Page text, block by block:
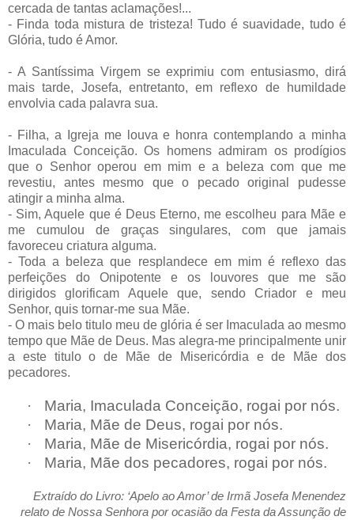
cercada de tantas aclamações!...
- Finda toda mistura de tristeza! Tudo é suavidade, tudo é
Glória, tudo é Amor.
- A Santíssima Virgem se exprimiu com entusiasmo, dirá
mais tarde, Josefa, entretanto, em reflexo de humildade
envolvia cada palavra sua.
- Filha, a Igreja me louva e honra contemplando a minha
Imaculada Conceição. Os homens admiram os prodígios
que o Senhor operou em mim e a beleza com que me
revestiu, antes mesmo que o pecado original pudesse
atingir a minha alma.
- Sim, Aquele que é Deus Eterno, me escolheu para Mãe e
me cumulou de graças singulares, com que jamais
favoreceu criatura alguma.
- Toda a beleza que resplandece em mim é reflexo das
perfeições do Onipotente e os louvores que me são
dirigidos glorificam Aquele que, sendo Criador e meu
Senhor, quis tornar-me sua Mãe.
- O mais belo titulo meu de glória é ser Imaculada ao mesmo
tempo que Mãe de Deus. Mas alegra-me principalmente unir
a este titulo o de Mãe de Misericórdia e de Mãe dos
pecadores.
·
Maria, Imaculada Conceição, rogai por nós.
·
Maria, Mãe de Deus, rogai por nós.
·
Maria, Mãe de Misericórdia, rogai por nós.
·
Maria, Mãe dos pecadores, rogai por nós.
Extraído do Livro: ‘Apelo ao Amor’ de Irmã Josefa Menendez
relato de Nossa Senhora por ocasião da Festa da Assunção de